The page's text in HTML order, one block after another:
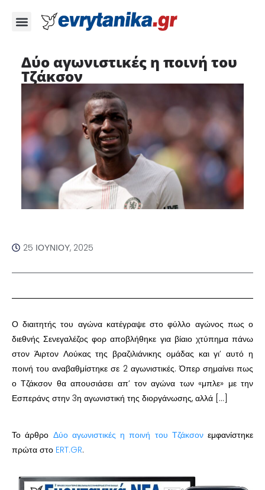
Δύο αγωνιστικές η ποινή του
Τζάκσον
25 ΙΟΥΝΊΟΥ, 2025
Ο διαιτητής του αγώνα κατέγραψε στο φύλλο αγώνος πως ο
διεθνής Σενεγαλέζος φορ αποβλήθηκε για βίαιο χτύπημα πάνω
στον Άιρτον Λούκας της βραζιλιάνικης ομάδας και γι’ αυτό η
ποινή του αναβαθμίστηκε σε 2 αγωνιστικές. Όπερ σημαίνει πως
ο Τζάκσον θα απουσιάσει απ’ τον αγώνα των «μπλε» με την
Εσπεράνς στην 3η αγωνιστική της διοργάνωσης, αλλά […]
Το άρθρο Δύο αγωνιστικές η ποινή του Τζάκσονεμφανίστηκε
πρώτα στο ERT.GR.